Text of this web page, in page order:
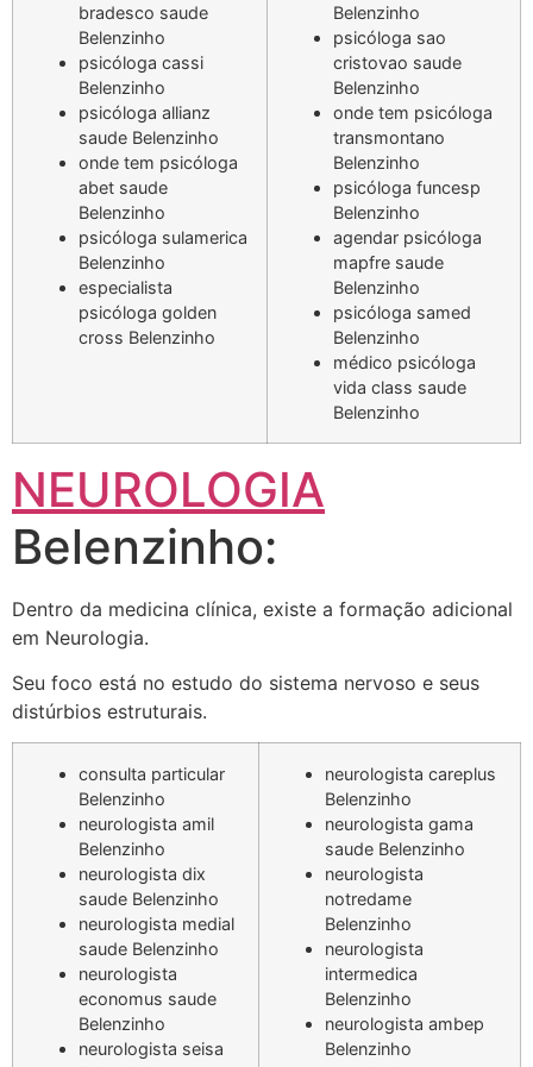
bradesco saude
Belenzinho
psicóloga cassi
Belenzinho
psicóloga allianz
saude Belenzinho
onde tem psicóloga
abet saude
Belenzinho
psicóloga sulamerica
Belenzinho
especialista
psicóloga golden
cross Belenzinho
Belenzinho
psicóloga sao
cristovao saude
Belenzinho
onde tem psicóloga
transmontano
Belenzinho
psicóloga funcesp
Belenzinho
agendar psicóloga
mapfre saude
Belenzinho
psicóloga samed
Belenzinho
médico psicóloga
vida class saude
Belenzinho
NEUROLOGIA
Belenzinho:
Dentro da medicina clínica, existe a formação adicional
em Neurologia.
Seu foco está no estudo do sistema nervoso e seus
distúrbios estruturais.
consulta particular
Belenzinho
neurologista amil
Belenzinho
neurologista dix
saude Belenzinho
neurologista medial
saude Belenzinho
neurologista
economus saude
Belenzinho
neurologista seisa
neurologista careplus
Belenzinho
neurologista gama
saude Belenzinho
neurologista
notredame
Belenzinho
neurologista
intermedica
Belenzinho
neurologista ambep
Belenzinho